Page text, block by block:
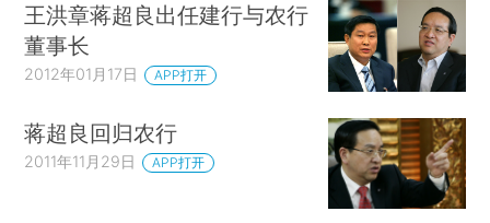
王洪章蒋超良出任建行与农行
董事长
2012年01月17日 APP打开
蒋超良回归农行
2011年11月29日 APP打开